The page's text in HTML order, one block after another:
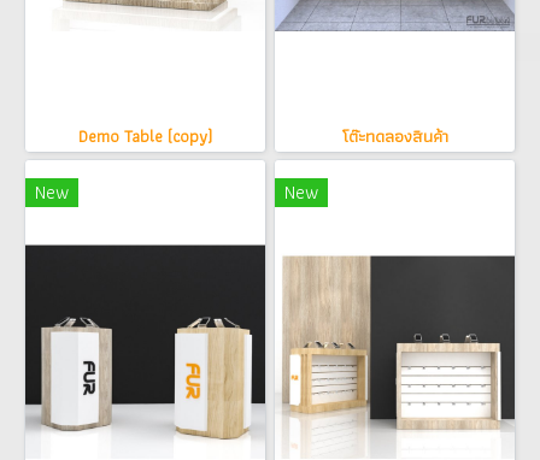
Demo Table (copy) โต๊ะทดลองสินค้า
New New